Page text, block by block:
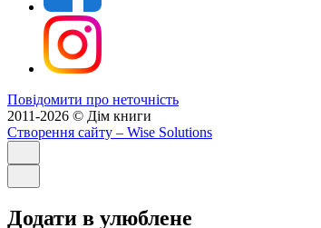
Повідомити про неточність
2011-2026 © Дім книги
Створення сайту – Wise Solutions
Додати в улюблене